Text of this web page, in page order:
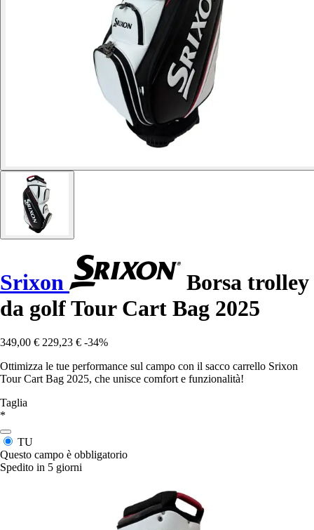
Srixon
Borsa trolley
da golf Tour Cart Bag 2025
349,00 € 229,23 € -34%
Ottimizza le tue performance sul campo con il sacco carrello Srixon
Tour Cart Bag 2025, che unisce comfort e funzionalità!
Taglia
*
TU
Questo campo è obbligatorio
Spedito in 5 giorni